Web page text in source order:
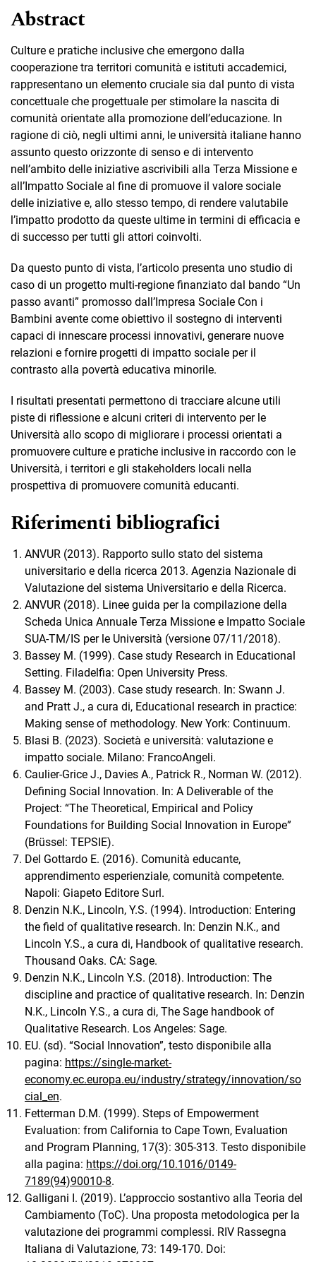
Abstract
Culture e pratiche inclusive che emergono dalla
cooperazione tra territori comunità e istituti accademici,
rappresentano un elemento cruciale sia dal punto di vista
concettuale che progettuale per stimolare la nascita di
comunità orientate alla promozione dell’educazione. In
ragione di ciò, negli ultimi anni, le università italiane hanno
assunto questo orizzonte di senso e di intervento
nell’ambito delle iniziative ascrivibili alla Terza Missione e
all’Impatto Sociale al fine di promuove il valore sociale
delle iniziative e, allo stesso tempo, di rendere valutabile
l’impatto prodotto da queste ultime in termini di efficacia e
di successo per tutti gli attori coinvolti.
Da questo punto di vista, l’articolo presenta uno studio di
caso di un progetto multi-regione finanziato dal bando “Un
passo avanti” promosso dall’Impresa Sociale Con i
Bambini avente come obiettivo il sostegno di interventi
capaci di innescare processi innovativi, generare nuove
relazioni e fornire progetti di impatto sociale per il
contrasto alla povertà educativa minorile.
I risultati presentati permettono di tracciare alcune utili
piste di riflessione e alcuni criteri di intervento per le
Università allo scopo di migliorare i processi orientati a
promuovere culture e pratiche inclusive in raccordo con le
Università, i territori e gli stakeholders locali nella
prospettiva di promuovere comunità educanti.
Riferimenti bibliografici
ANVUR (2013). Rapporto sullo stato del sistema
universitario e della ricerca 2013. Agenzia Nazionale di
Valutazione del sistema Universitario e della Ricerca.
ANVUR (2018). Linee guida per la compilazione della
Scheda Unica Annuale Terza Missione e Impatto Sociale
SUA-TM/IS per le Università (versione 07/11/2018).
Bassey M. (1999). Case study Research in Educational
Setting. Filadelfia: Open University Press.
Bassey M. (2003). Case study research. In: Swann J.
and Pratt J., a cura di, Educational research in practice:
Making sense of methodology. New York: Continuum.
Blasi B. (2023). Società e università: valutazione e
impatto sociale. Milano: FrancoAngeli.
Caulier-Grice J., Davies A., Patrick R., Norman W. (2012).
Defining Social Innovation. In: A Deliverable of the
Project: “The Theoretical, Empirical and Policy
Foundations for Building Social Innovation in Europe”
(Brüssel: TEPSIE).
Del Gottardo E. (2016). Comunità educante,
apprendimento esperienziale, comunità competente.
Napoli: Giapeto Editore Surl.
Denzin N.K., Lincoln, Y.S. (1994). Introduction: Entering
the field of qualitative research. In: Denzin N.K., and
Lincoln Y.S., a cura di, Handbook of qualitative research.
Thousand Oaks. CA: Sage.
Denzin N.K., Lincoln Y.S. (2018). Introduction: The
discipline and practice of qualitative research. In: Denzin
N.K., Lincoln Y.S., a cura di, The Sage handbook of
Qualitative Research. Los Angeles: Sage.
EU. (sd). “Social Innovation”, testo disponibile alla
pagina: https://single-market-
economy.ec.europa.eu/industry/strategy/innovation/so
cial_en.
Fetterman D.M. (1999). Steps of Empowerment
Evaluation: from California to Cape Town, Evaluation
and Program Planning, 17(3): 305-313. Testo disponibile
alla pagina: https://doi.org/10.1016/0149-
7189(94)90010-8.
Galligani I. (2019). L’approccio sostantivo alla Teoria del
Cambiamento (ToC). Una proposta metodologica per la
valutazione dei programmi complessi. RIV Rassegna
Italiana di Valutazione, 73: 149-170. Doi: